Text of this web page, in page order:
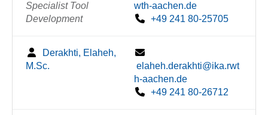
Specialist Tool
Development
wth-aachen.de
+49 241 80-25705
Derakhti, Elaheh,
M.Sc.
elaheh.derakhti@ika.rwt
h-aachen.de
+49 241 80-26712